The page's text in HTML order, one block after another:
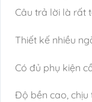
Câu trả lời là rất
Thiết kế nhiều
Có đủ phụ kiện
Độ bền cao, chịu